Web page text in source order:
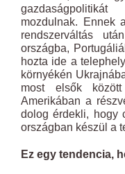
mozdulnak. Ennek
rendszerváltás
országba,
hozta ide a
környékén
most elsők
Amerikában a
dolog érdekli, hogy
országban készül a
Ez egy tendencia,